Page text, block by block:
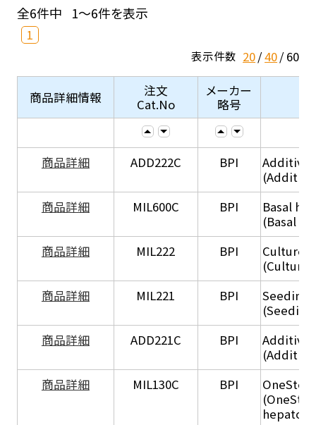
全6件中 1～6件を表示
1
表示件数 20 40 60
商品詳細情報
注文
Cat.No
メーカー
略号
商品詳細 ADD222C BPI
商品詳細
MIL600C BPI
Basal
(Basal
商品詳細
MIL222 BPI
Culture
(Culture
商品詳細
MIL221 BPI
Seeding
商品詳細
ADD221C BPI
商品詳細
MIL130C BPI